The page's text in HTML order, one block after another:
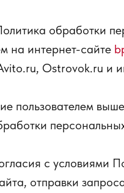
обработки
на интернет-сайте
Ostrovok.ru и
пользователем
с условиями
отправки